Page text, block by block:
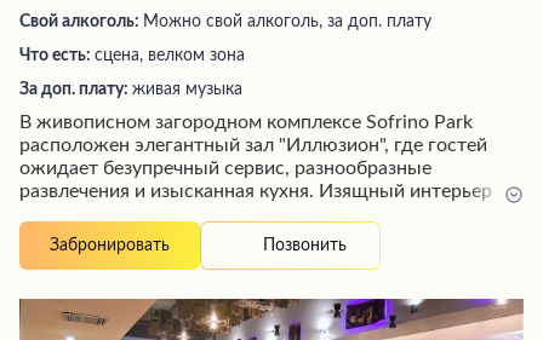
Свой алкоголь: Можно свой алкоголь, за доп. плату
Что есть: сцена, велком зона
За доп. плату: живая музыка
В живописном загородном комплексе Sofrino Park
расположен элегантный зал "Иллюзион", где гостей
ожидает безупречный сервис, разнообразные
развлечения и изысканная кухня. Изящный интерьер
вежливый персонал окружает вниманием и заботой.
Для детей предусмотрены игровые комнаты и
находятся прекрасные рестораны, бассейны, СПА-
центр, минизоопарк, катки и возможности для
Забронировать Позвонить